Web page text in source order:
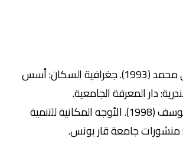
محمد (1993). جغرافية السكان: أسس
دار المعرفة الجامعية.
(
1998). الأوجه المكانية للتنمية
منشورات جامعة قار يونس.